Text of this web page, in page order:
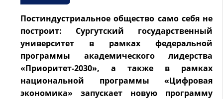
Постиндустриальное общество само себя не
построит: Сургутский государственный
университет в рамках федеральной
программы академического лидерства
«Приоритет-2030», а также в рамках
национальной программы «Цифровая
экономика» запускает новую программу